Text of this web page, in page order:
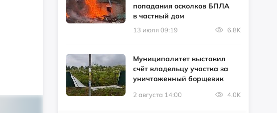
попадания осколков БПЛА
в частный дом
13 июля 09:19 6.8K
Муниципалитет выставил
счёт владельцу участка за
уничтоженный борщевик
2 августа 14:00 4.0K